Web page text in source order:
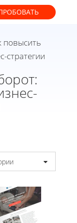
повысить
стратегии